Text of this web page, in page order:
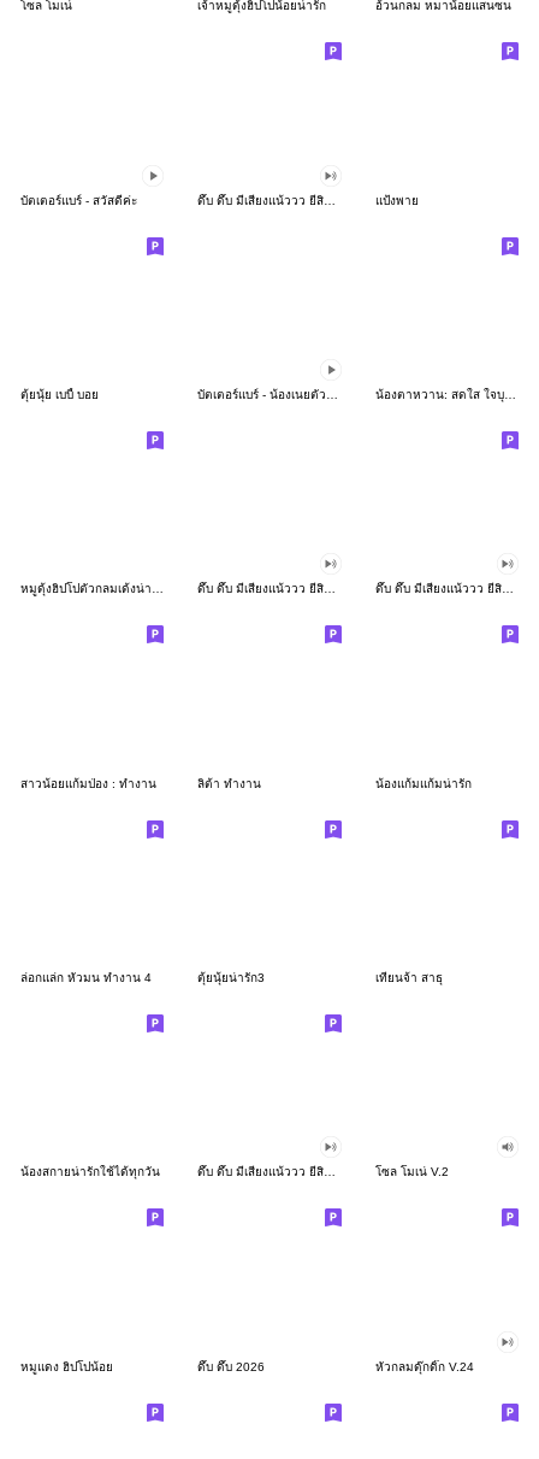
โซล โมเน่ เจ้าหมูดุ้งฮิปโปน้อยน่ารัก อ้วนกลม หมาน้อยแสนซน
บัตเตอร์แบร์ - สวัสดีค่ะ แป้งพาย
ตุ้ยนุ้ย เบบี้ บอย น้องตาหวาน: สดใส ใจบุญ (สีพาสเทล)
หมูดุ้งฮิปโปตัวกลมเด้งน่ารัก ดึ๊บ ดึ๊บ มีเสียงแน้ววว ยี่สิบเจ็ด ดึ๊บ ดึ๊บ มีเสียงแน้ววว ยี่สิบหก
สาวน้อยแก้มป่อง : ทำงาน ลิต้า ทำงาน น้องแก้มแก้มน่ารัก
ล่อกแล่ก หัวมน ทำงาน 4 ตุ้ยนุ้ยน่ารัก3 เทียนจ้า สาธุ
น้องสกายน่ารักใช้ได้ทุกวัน ดึ๊บ ดึ๊บ มีเสียงแน้ววว ยี่สิบสอง โซล โมเน่ V.2
หมูแดง ฮิปโปน้อย ดึ๊บ ดึ๊บ 2026 หัวกลมดุ๊กดิ๊ก V.24